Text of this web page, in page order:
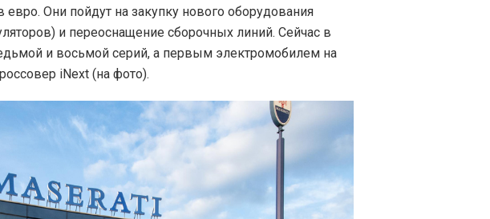
Они пойдут на закупку нового оборудования
и переоснащение сборочных линий. Сейчас в
и восьмой серий, а первым электромобилем на
iNext (на фото).